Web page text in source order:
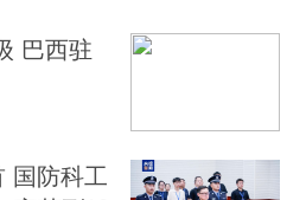
巴西驻
国防科工